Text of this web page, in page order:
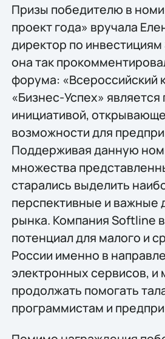
Призы победителю в
проект года» вручала
директор по
она так
форума: «Всероссийский
«Бизнес-Успех»
инициативой,
возможности для
Поддерживая данную
множества
старались выделить
перспективные и важные
рынка. Компания Softline
потенциал для малого и
России именно в
электронных сервисов, и
продолжать помогать
программистам и